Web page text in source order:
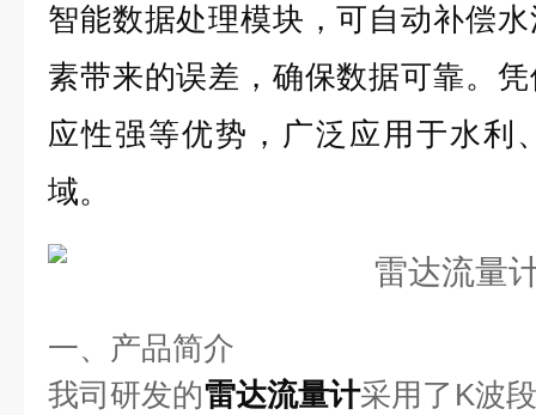
智能数据处理模块，可自动补偿
素带来的误差，确保数据可靠。
应性强等优势，广泛应用于水利
域。
一、产品简介
我司研发的雷达流量计采用了K波